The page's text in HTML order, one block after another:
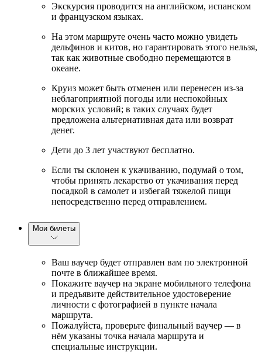
Экскурсия проводится на английском, испанском
и французском языках.
На этом маршруте очень часто можно увидеть
дельфинов и китов, но гарантировать этого нельзя,
так как животные свободно перемещаются в
океане.
Круиз может быть отменен или перенесен из-за
неблагоприятной погоды или неспокойных
морских условий; в таких случаях будет
предложена альтернативная дата или возврат
денег.
Дети до 3 лет участвуют бесплатно.
Если ты склонен к укачиванию, подумай о том,
чтобы принять лекарство от укачивания перед
посадкой в самолет и избегай тяжелой пищи
непосредственно перед отправлением.
Мои билеты
Ваш ваучер будет отправлен вам по электронной
почте в ближайшее время.
Покажите ваучер на экране мобильного телефона
и предъявите действительное удостоверение
личности с фотографией в пункте начала
маршрута.
Пожалуйста, проверьте финальный ваучер — в
нём указаны точка начала маршрута и
специальные инструкции.